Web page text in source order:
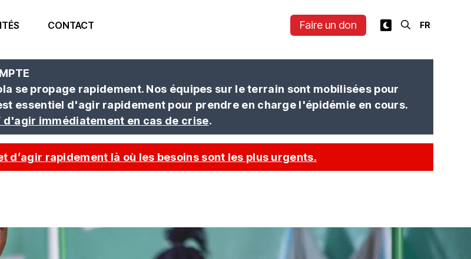
CONTACT Faire un don
se propage rapidement. Nos équipes sur le terrain sont mobilisées pour
essentiel d'agir rapidement pour prendre en charge l'épidémie en cours.
d'agir immédiatement en cas de crise.
d’agir rapidement là où les besoins sont les plus urgents.